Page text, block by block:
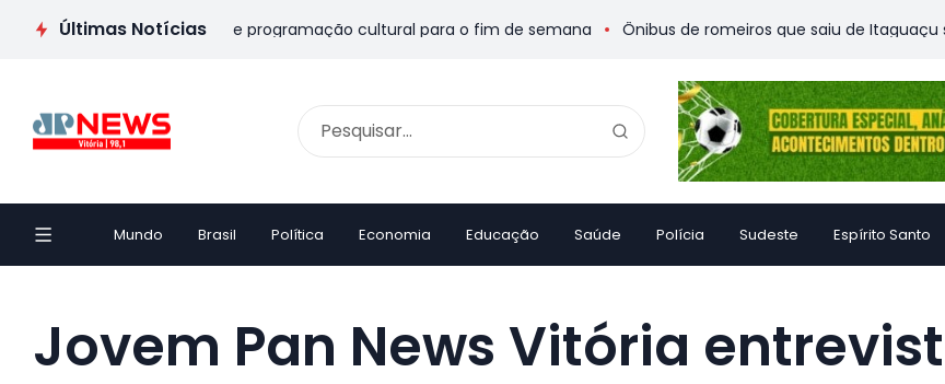
Últimas Notícias
Pais no ES: veja passeios e programação cultural para o fim de semana Ônibus de romeiros que saiu de Itaguaçu
Mundo Brasil Política Economia Educação Saúde Polícia Sudeste Espírito Santo
Jovem Pan News Vitória